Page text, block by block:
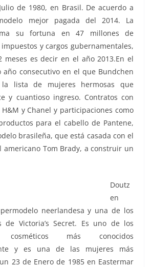
de 1980, en Brasil. De acuerdo a
mejor pagada del 2014. La
su fortuna en 47 millones de
y cargos gubernamentales,
meses es decir en el año 2013.En el
año consecutivo en el que Bundchen
la lista de mujeres hermosas que
y cuantioso ingreso. Contratos con
y Chanel y participaciones como
para el cabello de Pantene,
brasileña, que está casada con el
Tom Brady, a construir un
Doutz
en
neerlandesa y una de los
de Victoria’s Secret. Es uno de los
más conocidos
y es una de las mujeres más
23 de Enero de 1985 en Eastermar